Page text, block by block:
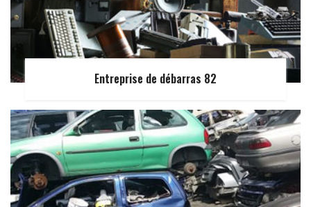
Entreprise de débarras 82